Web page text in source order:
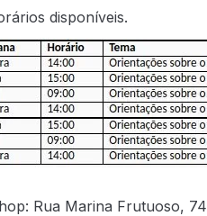
disponíveis.
Rua Marina Frutuoso,